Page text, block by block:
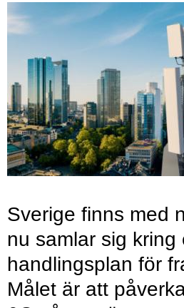
Sverige finns med
nu samlar sig kring
handlingsplan för
Målet är att